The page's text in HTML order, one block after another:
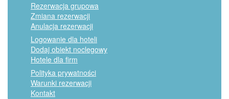
Rezerwacja grupowa
Zmiana rezerwacji
Anulacja rezerwacji
Logowanie dla hoteli
Dodaj obiekt noclegowy
Hotele dla firm
Polityka prywatności
Warunki rezerwacji
Kontakt